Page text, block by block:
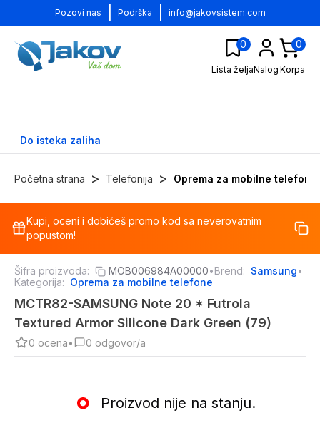
Pozovi nas Podrška info@jakovsistem.com
0
Lista željaNalog
0
Korpa
Do isteka zaliha
Početna strana > Telefonija > Oprema za mobilne telefone
%
Kupi, oceni i dobićeš promo kod sa neverovatnim
popustom!
Šifra proizvoda: MOB006984A00000•Brend: Samsung•
Kategorija: Oprema za mobilne telefone
MCTR82-SAMSUNG Note 20 * Futrola
Textured Armor Silicone Dark Green (79)
0 ocena• 0 odgovor/a
Proizvod nije na stanju.